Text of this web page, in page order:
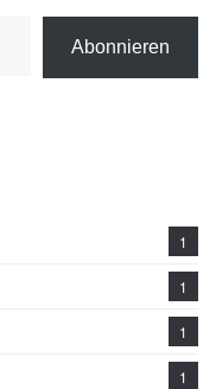
Abonnieren
1
1
1
1